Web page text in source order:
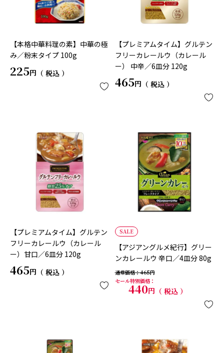
【本格中華料理の素】中華の極
み／粉末タイプ 100g
225 税込
【プレミアムタイム】グルテン
フリーカレールウ（カレール
ー） 中辛／6皿分 120g
465 税込
【プレミアムタイム】グルテン
フリーカレールウ（カレール
ー）甘口／6皿分 120g
465 税込
SALE
【アジアングルメ紀行】グリー
ンカレールウ 辛口／4皿分 80g
通常価格
465
セール特別価格
440 税込